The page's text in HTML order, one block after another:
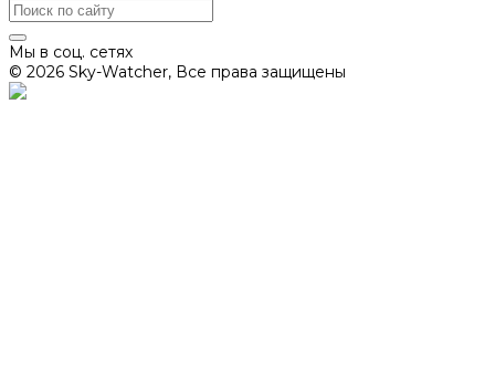
Мы в соц. сетях
© 2026 Sky-Watcher, Все права защищены